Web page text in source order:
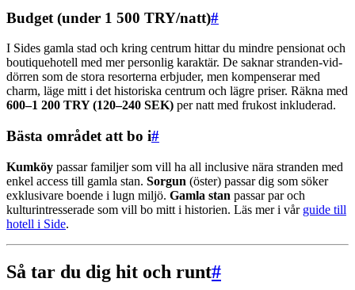
Budget (under 1 500 TRY/natt)#
I Sides gamla stad och kring centrum hittar du mindre pensionat och
boutiquehotell med mer personlig karaktär. De saknar stranden-vid-
dörren som de stora resorterna erbjuder, men kompenserar med
charm, läge mitt i det historiska centrum och lägre priser. Räkna med
600–1 200 TRY (120–240 SEK) per natt med frukost inkluderad.
Bästa området att bo i#
Kumköy passar familjer som vill ha all inclusive nära stranden med
enkel access till gamla stan. Sorgun (öster) passar dig som söker
exklusivare boende i lugn miljö. Gamla stan passar par och
kulturintresserade som vill bo mitt i historien. Läs mer i vår guide till
hotell i Side.
Så tar du dig hit och runt#